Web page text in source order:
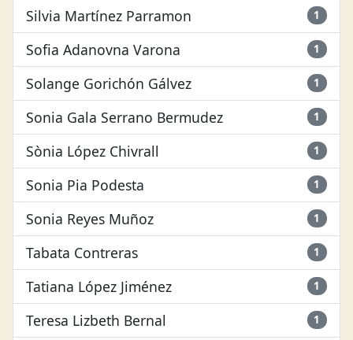
Silvia Martínez Parramon 1
Sofia Adanovna Varona 1
Solange Gorichón Gálvez 1
Sonia Gala Serrano Bermudez 1
Sònia López Chivrall 1
Sonia Pia Podesta 1
Sonia Reyes Muñoz 1
Tabata Contreras 1
Tatiana López Jiménez 1
Teresa Lizbeth Bernal 1